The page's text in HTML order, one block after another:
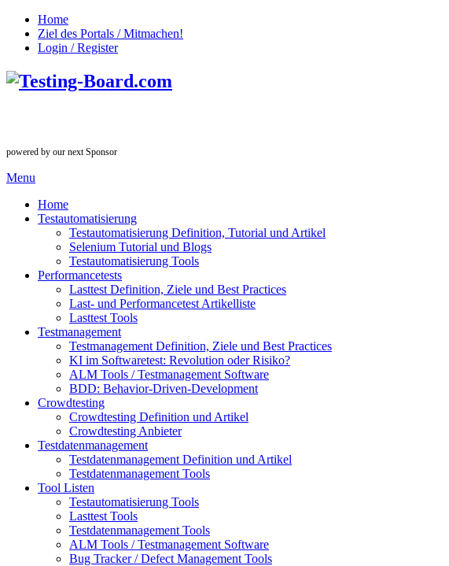
Home
Ziel des Portals / Mitmachen!
Login / Register
powered by our next Sponsor
Menu
Home
Testautomatisierung
Testautomatisierung Definition, Tutorial und Artikel
Selenium Tutorial und Blogs
Testautomatisierung Tools
Performancetests
Lasttest Definition, Ziele und Best Practices
Last- und Performancetest Artikelliste
Lasttest Tools
Testmanagement
Testmanagement Definition, Ziele und Best Practices
KI im Softwaretest: Revolution oder Risiko?
ALM Tools / Testmanagement Software
BDD: Behavior-Driven-Development
Crowdtesting
Crowdtesting Definition und Artikel
Crowdtesting Anbieter
Testdatenmanagement
Testdatenmanagement Definition und Artikel
Testdatenmanagement Tools
Tool Listen
Testautomatisierung Tools
Lasttest Tools
Testdatenmanagement Tools
ALM Tools / Testmanagement Software
Bug Tracker / Defect Management Tools